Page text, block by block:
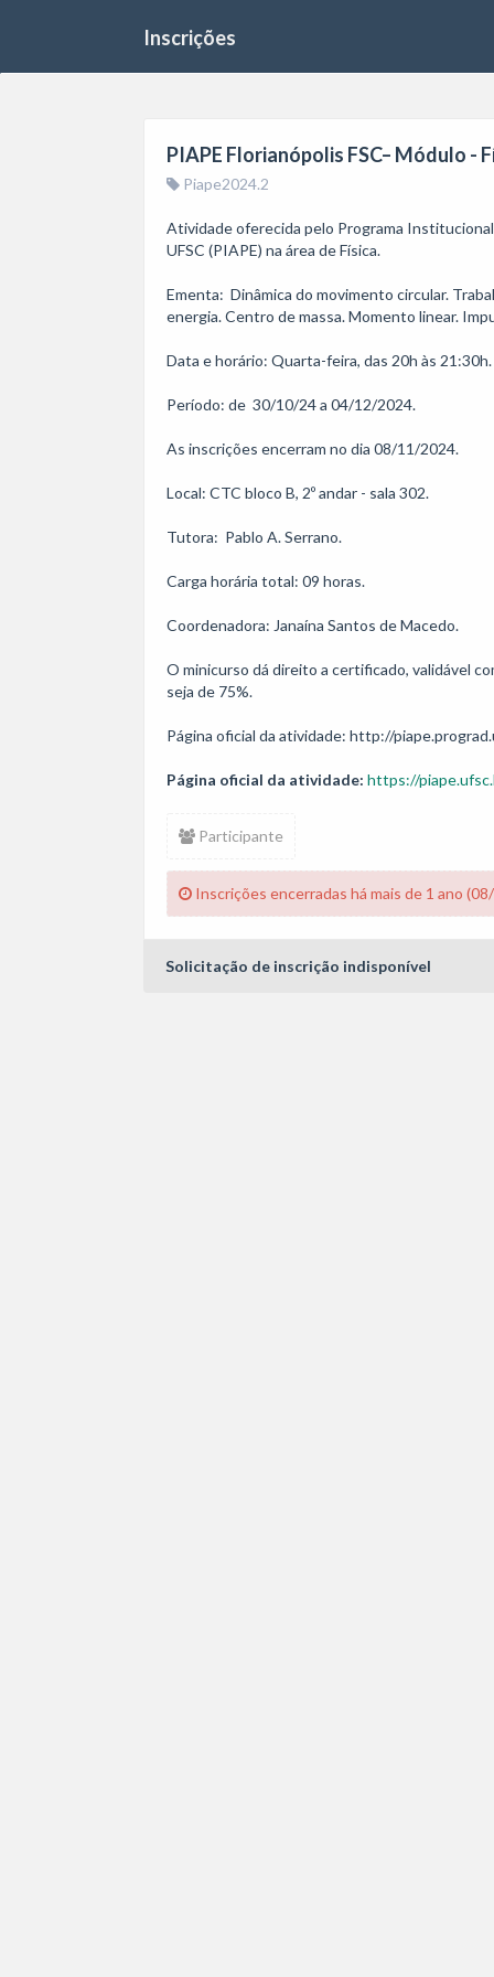
Inscrições
PIAPE Florianópolis FSC– Módulo -
Piape2024.2
Atividade oferecida pelo Programa
UFSC (PIAPE) na área de Física.
Ementa:  Dinâmica do movimento circular.
energia. Centro de massa. Momento linear.
Data e horário: Quarta-feira, das 20h às 21:30h.
Período: de  30/10/24 a 04/12/2024.
As inscrições encerram no dia 08/11/2024.
Local: CTC bloco B, 2º andar - sala 302.
Tutora:  Pablo A. Serrano.
Carga horária total: 09 horas.
Coordenadora: Janaína Santos de Macedo.
O minicurso dá direito a certificado, validável
seja de 75%.
Página oficial da atividade: http://
Página oficial da atividade: https://
Participante
Inscrições encerradas há mais de 1 ano
Solicitação de inscrição indisponível